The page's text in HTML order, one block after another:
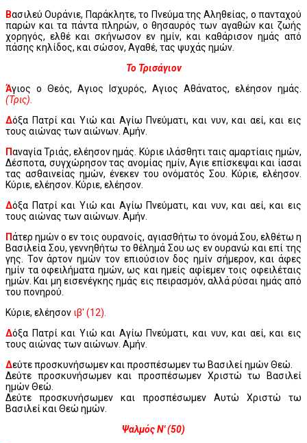
Βασιλεύ Ουράνιε, Παράκλητε, το Πνεύμα της Αληθείας, ο πανταχού
παρών και τα πάντα πληρών, ο θησαυρός των αγαθών και ζωής
χορηγός, ελθέ και σκήνωσον εν ημίν, και καθάρισον ημάς από
πάσης κηλίδος, και σώσον, Αγαθέ, τας ψυχάς ημών.
Το Τρισάγιον
Άγιος ο Θεός, Αγιος Ισχυρός, Αγιος Αθάνατος, ελέησον ημάς.
(Τρις).
Δόξα Πατρί και Υιώ και Αγίω Πνεύματι, και νυν, και αεί, και εις
τους αιώνας των αιώνων. Αμήν.
Παναγία Τριάς, ελέησον ημάς. Κύριε ιλάσθητι ταις αμαρτίαις ημών,
Δέσποτα, συγχώρησον τας ανομίας ημίν, Αγιε επίσκεψαι και ίασαι
τας ασθαινείας ημών, ένεκεν του ονόματός Σου. Κύριε, ελέησον.
Κύριε, ελέησον. Κύριε, ελέησον.
Δόξα Πατρί και Υιώ και Αγίω Πνεύματι, και νυν, και αεί, και εις
τους αιώνας των αιώνων. Αμήν.
Πάτερ ημών ο εν τοις ουρανοίς, αγιασθήτω το όνομά Σου, ελθέτω η
Βασιλεία Σου, γεννηθήτω το θέλημά Σου ως εν ουρανώ και επί της
γης. Τον άρτον ημών τον επιούσιον δος ημίν σήμερον, και άφες
ημίν τα οφειλήματα ημών, ως και ημείς αφίεμεν τοις οφειλέταις
ημών. Και μη εισενέγκης ημάς εις πειρασμόν, αλλά ρύσαι ημάς από
του πονηρού.
Κύριε, ελέησον ιβ' (12).
Δόξα Πατρί και Υιώ και Αγίω Πνεύματι, και νυν, και αεί, και εις
τους αιώνας των αιώνων. Αμήν.
Δεύτε προσκυνήσωμεν και προσπέσωμεν τω Βασιλεί ημών Θεώ.
Δεύτε προσκυνήσωμεν και προσπέσωμεν Χριστώ τω Βασιλεί
ημών Θεώ.
Δεύτε προσκυνήσωμεν και προσπέσωμεν Αυτώ Χριστώ τω
Βασιλεί και Θεώ ημών.
Ψαλμός Ν' (50)